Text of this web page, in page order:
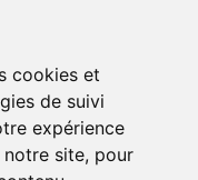
cookies et
de suivi
expérience
site, pour
chez vous
dans un Point
dans la pharmacie